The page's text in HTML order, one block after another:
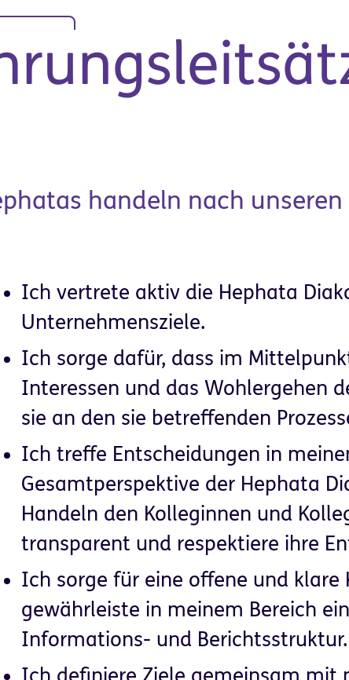
Das sind wir
& Ausbildung
Organisation &
Unternehmen
Partner für
Helfen & Spenden
handeln nach
Ich vertrete aktiv die Hephata
Unternehmensziele.
Ich sorge dafür, dass im
Interessen und das Wohlergehen
sie an den sie betreffenden
Ich treffe Entscheidungen in
Gesamtperspektive der Hephata
Handeln den Kolleginnen und
transparent und respektiere ihre
Ich sorge für eine offene und
gewährleiste in meinem Bereich
Informations- und Berichtsstruktur.